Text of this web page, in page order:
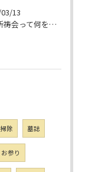
13
大般若祈祷会って何をするの？ 岐阜のお墓掃除屋「磨き専隊」です
除 墓誌
お参り